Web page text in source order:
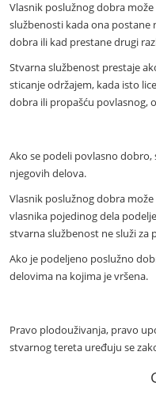
Vlasnik poslužnog dobra
službenosti kada ona postane
dobra ili kad prestane drugi
Stvarna službenost prestaje
sticanje održajem, kada isto
dobra ili propašću povlasnog,
Ako se podeli povlasno
njegovih delova.
Vlasnik poslužnog dobra
vlasnika pojedinog dela
stvarna službenost ne služi za
Ako je podeljeno poslužno
delovima na kojima je vršena.
Pravo plodouživanja, pravo
stvarnog tereta uređuju se